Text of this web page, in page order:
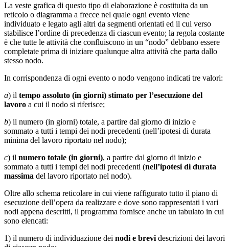
La veste grafica di questo tipo di elaborazione è costituita da un
reticolo o diagramma a frecce nel quale ogni evento viene
individuato e legato agli altri da segmenti orientati ed il cui verso
stabilisce l’ordine di precedenza di ciascun evento; la regola costante
è che tutte le attività che confluiscono in un “nodo” debbano essere
completate prima di iniziare qualunque altra attività che parta dallo
stesso nodo.
In corrispondenza di ogni evento o nodo vengono indicati tre valori:
a) il tempo assoluto (in giorni) stimato per l’esecuzione del
lavoro a cui il nodo si riferisce;
b) il numero (in giorni) totale, a partire dal giorno di inizio e
sommato a tutti i tempi dei nodi precedenti (nell’ipotesi di durata
minima del lavoro riportato nel nodo);
c) il numero totale (in giorni), a partire dal giorno di inizio e
sommato a tutti i tempi dei nodi precedenti (nell’ipotesi di durata
massima del lavoro riportato nel nodo).
Oltre allo schema reticolare in cui viene raffigurato tutto il piano di
esecuzione dell’opera da realizzare e dove sono rappresentati i vari
nodi appena descritti, il programma fornisce anche un tabulato in cui
sono elencati:
1) il numero di individuazione dei nodi e brevi descrizioni dei lavori